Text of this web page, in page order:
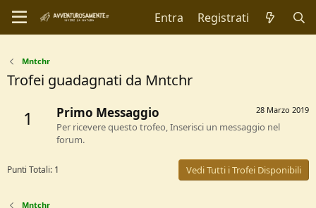
Entra Registrati
Mntchr
Trofei guadagnati da Mntchr
1 28 Marzo 2019
Primo Messaggio
Per ricevere questo trofeo, Inserisci un messaggio nel
forum.
Punti Totali: 1 Vedi Tutti i Trofei Disponibili
Mntchr